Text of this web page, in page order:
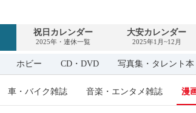
祝日カレンダー
2025年・連休一覧
大安カレンダー
2025年1月~12月
ホビー CD・DVD 写真集・タレント本
車・バイク雑誌 音楽・エンタメ雑誌 漫